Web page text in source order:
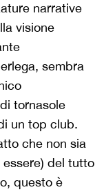
narrative
visione
sembra
tornasole
un top club.
che non sia
del tutto
questo è